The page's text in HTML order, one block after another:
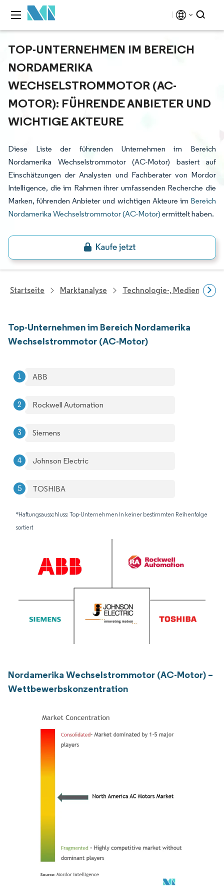
TOP-UNTERNEHMEN IM BEREICH
NORDAMERIKA
WECHSELSTROMMOTOR (AC-
MOTOR): FÜHRENDE ANBIETER UND
WICHTIGE AKTEURE
Diese Liste der führenden Unternehmen im Bereich
Nordamerika Wechselstrommotor (AC-Motor) basiert auf
Einschätzungen der Analysten und Fachberater von Mordor
Intelligence, die im Rahmen ihrer umfassenden Recherche die
Marken, führenden Anbieter und wichtigen Akteure im Bereich
Nordamerika Wechselstrommotor (AC-Motor) ermittelt haben.
Startseite Marktanalyse Technologie-, Medien- Und
Top-Unternehmen im Bereich Nordamerika
Wechselstrommotor (AC-Motor)
ABB
Rockwell Automation
Siemens
Johnson Electric
TOSHIBA
*Haftungsausschluss: Top-Unternehmen in keiner bestimmten Reihenfolge
sortiert
Nordamerika Wechselstrommotor (AC-Motor) –
Wettbewerbskonzentration